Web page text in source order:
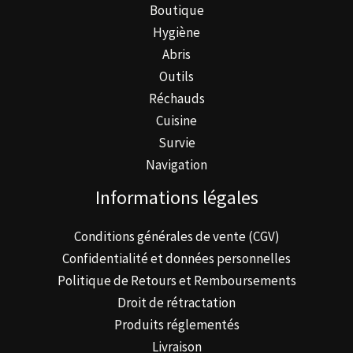
la
page
du
produit
Boutique
Hygiène
Abris
Outils
Réchauds
Cuisine
Survie
Navigation
Informations légales
Conditions générales de vente (CGV)
Confidentialité et données personnelles
Politique de Retours et Remboursements
Droit de rétractation
Produits réglementés
Livraison